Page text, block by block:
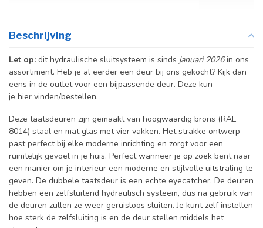
Beschrijving
Let op: dit hydraulische sluitsysteem is sinds januari 2026in ons
assortiment. Heb je al eerder een deur bij ons gekocht? Kijk dan
eens in de outlet voor een bijpassende deur. Deze kun
je hier vinden/bestellen.
Deze taatsdeuren zijn gemaakt van hoogwaardig brons (RAL
8014) staal en mat glas met vier vakken. Het strakke ontwerp
past perfect bij elke moderne inrichting en zorgt voor een
ruimtelijk gevoel in je huis. Perfect wanneer je op zoek bent naar
een manier om je interieur een moderne en stijlvolle uitstraling te
geven. De dubbele taatsdeur is een echte eyecatcher. De deuren
hebben een zelfsluitend hydraulisch systeem, dus na gebruik van
de deuren zullen ze weer geruisloos sluiten. Je kunt zelf instellen
hoe sterk de zelfsluiting is en de deur stellen middels het